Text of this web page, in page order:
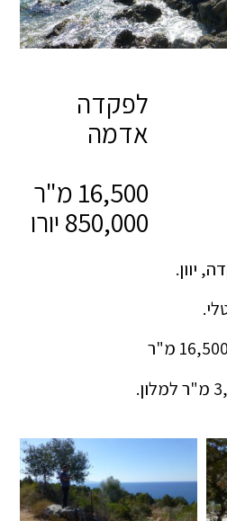
לפקדה
אדמה
יוון.